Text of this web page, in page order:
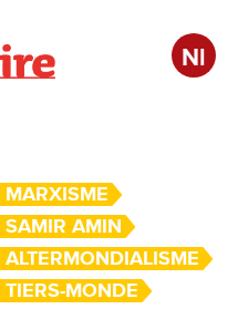
Nl
MARXISME
SAMIR AMIN
ALTERMONDIALISME
TIERS-MONDE